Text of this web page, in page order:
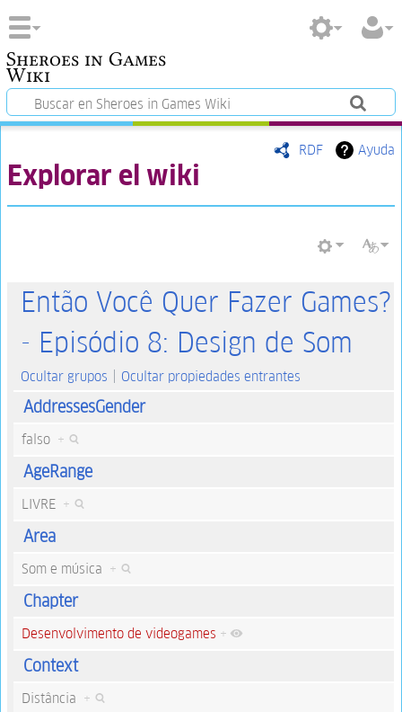
Sheroes in Games
Wiki
RDF Ayuda
Explorar el wiki
Então Você Quer Fazer Games?
- Episódio 8: Design de Som
Ocultar grupos Ocultar propiedades entrantes
AddressesGender
falso +
AgeRange
LIVRE +
Area
Som e música +
Chapter
Desenvolvimento de videogames +
Context
Distância +